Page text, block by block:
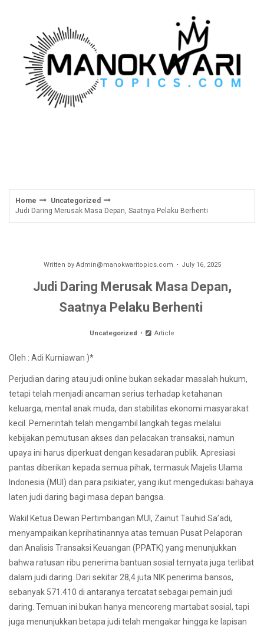
Home
Uncategorized
Judi Daring Merusak Masa Depan, Saatnya Pelaku Berhenti
Written by Admin@manokwaritopics.com July 16, 2025
Judi Daring Merusak Masa Depan,
Saatnya Pelaku Berhenti
Uncategorized Article
Oleh : Adi Kurniawan )*
Perjudian daring atau judi online bukan sekadar masalah hukum,
tetapi telah menjadi ancaman serius terhadap ketahanan
keluarga, mental anak muda, dan stabilitas ekonomi masyarakat
kecil. Pemerintah telah mengambil langkah tegas melalui
kebijakan pemutusan akses dan pelacakan transaksi, namun
upaya ini harus diperkuat dengan kesadaran publik. Apresiasi
pantas diberikan kepada semua pihak, termasuk Majelis Ulama
Indonesia (MUI) dan para psikiater, yang ikut mengedukasi bahaya
laten judi daring bagi masa depan bangsa.
Wakil Ketua Dewan Pertimbangan MUI, Zainut Tauhid Sa’adi,
menyampaikan keprihatinannya atas temuan Pusat Pelaporan
dan Analisis Transaksi Keuangan (PPATK) yang menunjukkan
bahwa ratusan ribu penerima bantuan sosial ternyata juga terlibat
dalam judi daring. Dari sekitar 28,4 juta NIK penerima bansos,
sebanyak 571.410 di antaranya tercatat sebagai pemain judi
daring. Temuan ini bukan hanya mencoreng martabat sosial, tapi
juga menunjukkan betapa judi telah mengakar hingga ke lapisan